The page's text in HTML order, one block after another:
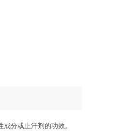
分或止汗剂的功效。